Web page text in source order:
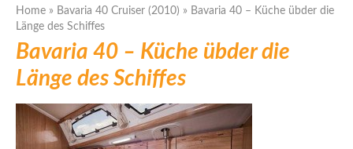
Home » Bavaria 40 Cruiser (2010) » Bavaria 40 – Küche übder die
Länge des Schiffes
Bavaria 40 – Küche übder die
Länge des Schiffes